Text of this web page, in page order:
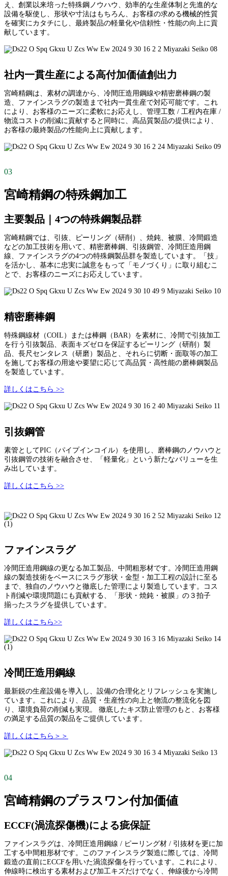
え、創業以来培った特殊鋼ノウハウ、効率的な生産体制と先進的な
設備を駆使し、形状や寸法はもちろん、お客様の求める機械的性質
を確実にカタチにし、最終製品の軽量化や信頼性・性能の向上に貢
献しています。
社内一貫生産による高付加価値創出力
宮崎精鋼は、素材の調達から、冷間圧造用鋼線や精密磨棒鋼の製
造、ファインスラグの製造まで社内一貫生産で対応可能です。これ
により、お客様のニーズに柔軟にお応えし、管理工数 / 工程内在庫 /
物流コストの削減に貢献すると同時に、高品質製品の提供により、
お客様の最終製品の性能向上に貢献します。
03
宮崎精鋼の特殊鋼加工
主要製品｜4つの特殊鋼製品群
宮崎精鋼では、引抜、ピーリング（研削）、焼鈍、被膜、冷間鍛造
などの加工技術を用いて、精密磨棒鋼、引抜鋼管、冷間圧造用鋼
線、ファインスラグの4つの特殊鋼製品群を製造しています。「技」
を活かし、基本に忠実に誠意をもって「モノづくり」に取り組むこ
とで、お客様のニーズにお応えしています。
精密磨棒鋼
特殊鋼線材（COIL）または棒鋼（BAR）を素材に、冷間で引抜加工
を行う引抜製品、表面キズゼロを保証するピーリング（研削）製
品、長尺センタレス（研磨）製品と、それらに切断・面取等の加工
を施してお客様の用途や要望に応じて高品質・高性能の磨棒鋼製品
を製造しています。
詳しくはこちら >>
引抜鋼管
素管としてPIC（パイプインコイル）を使用し、磨棒鋼のノウハウと
引抜鋼管の技術を融合させ、「軽量化」という新たなバリューを生
み出しています。
詳しくはこちら >>
ファインスラグ
冷間圧造用鋼線の更なる加工製品、中間粗形材です。冷間圧造用鋼
線の製造技術をベースにスラグ形状・金型・加工工程の設計に至る
まで、独自のノウハウと徹底した管理により製造しています。コス
ト削減や環境問題にも貢献する、「形状・焼鈍・被膜」の３拍子
揃ったスラグを提供しています。
詳しくはこちら>>
冷間圧造用鋼線
最新鋭の生産設備を導入し、設備の合理化とリフレッシュを実施し
ています。これにより、品質・生産性の向上と物流の整流化を図
り、環境負荷の削減も実現。 徹底したキズ防止管理のもと、お客様
の満足する品質の製品をご提供しています。
詳しくはこちら＞＞
04
宮崎精鋼のプラスワン付加価値
ECCF(渦流探傷機)による疵保証
ファインスラグは、冷間圧造用鋼線 / ピーリング材 / 引抜材を更に加
工する中間粗形材です。このファインスラグ製造に際しては、冷間
鍛造の直前にECCFを用いた渦流探傷を行っています。これにより、
伸線時に検出する素材および加工キズだけでなく、伸線後から冷間